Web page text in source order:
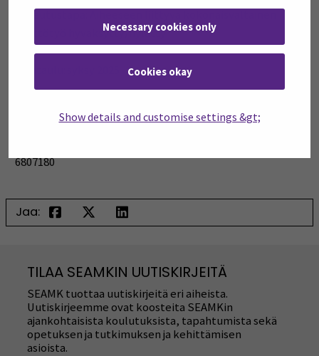
Necessary cookies only
Cookies okay
Show details and customise settings &gt;
Toteutustapa:
näyttötyö hyväksytty/hylätty
6807180
Jaa:
TILAA SEAMKIN UUTISKIRJEITÄ
SEAMK tuottaa uutiskirjeitä eri aiheista.
Uutiskirjeemme ovat koosteita SEAMKin
ajankohtaisista koulutuksista, tapahtumista sekä
opetuksen ja tutkimuksen ja kehittämisen
asioista.